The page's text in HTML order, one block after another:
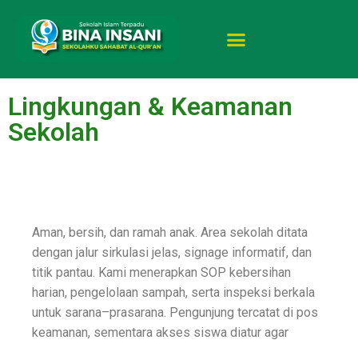
Lingkungan & Keamanan
Sekolah
Aman, bersih, dan ramah anak. Area sekolah ditata
dengan jalur sirkulasi jelas, signage informatif, dan
titik pantau. Kami menerapkan SOP kebersihan
harian, pengelolaan sampah, serta inspeksi berkala
untuk sarana–prasarana. Pengunjung tercatat di pos
keamanan, sementara akses siswa diatur agar